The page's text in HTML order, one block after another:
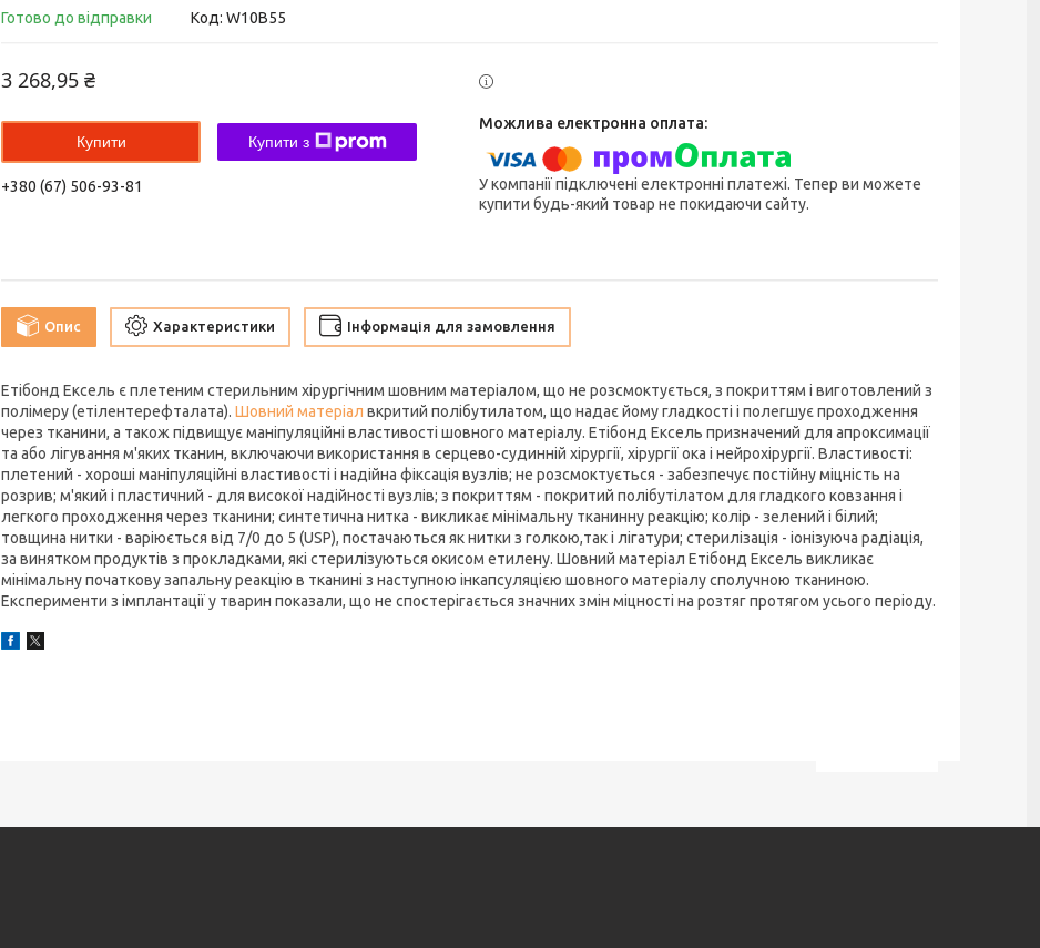
Готово до відправки Код: W10B55
3 268,95 ₴
Купити Купити з
+380 (67) 506-93-81
У компанії підключені електронні платежі. Тепер ви можете
купити будь-який товар не покидаючи сайту.
Опис Характеристики Інформація для замовлення
Етібонд Ексель є плетеним стерильним хірургічним шовним матеріалом, що не розсмоктується, з покриттям і виготовлений з
полімеру (етілентерефталата). Шовний матеріал вкритий полібутилатом, що надає йому гладкості і полегшує проходження
через тканини, а також підвищує маніпуляційні властивості шовного матеріалу. Етібонд Ексель призначений для апроксимації
та або лігування м'яких тканин, включаючи використання в серцево-судинній хірургії, хірургії ока і нейрохірургії. Властивості:
плетений - хороші маніпуляційні властивості і надійна фіксація вузлів; не розсмоктується - забезпечує постійну міцність на
розрив; м'який і пластичний - для високої надійності вузлів; з покриттям - покритий полібутілатом для гладкого ковзання і
легкого проходження через тканини; синтетична нитка - викликає мінімальну тканинну реакцію; колір - зелений і білий;
товщина нитки - варіюється від 7/0 до 5 (USP), постачаються як нитки з голкою,так і лігатури; стерилізація - іонізуюча радіація,
за винятком продуктів з прокладками, які стерилізуються окисом етилену. Шовний матеріал Етібонд Ексель викликає
мінімальну початкову запальну реакцію в тканині з наступною інкапсуляцією шовного матеріалу сполучною тканиною.
Експерименти з імплантації у тварин показали, що не спостерігається значних змін міцності на розтяг протягом усього періоду.